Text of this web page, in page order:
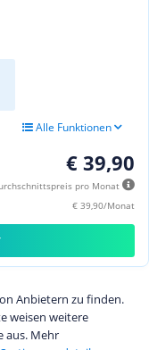
Alle Funktionen
€ 39,90
pro Monat
€ 39,90/Monat
Anbietern zu finden.
weisen weitere
aus. Mehr